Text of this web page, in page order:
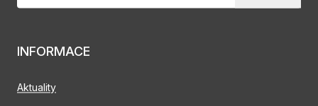
INFORMACE
Aktuality